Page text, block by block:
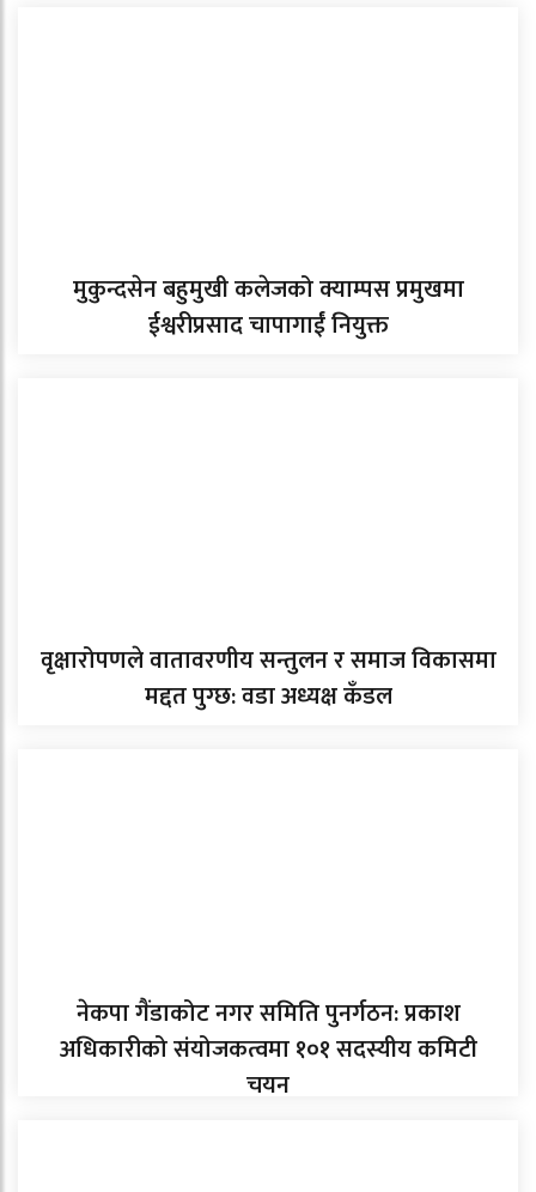
मुकुन्दसेन बहुमुखी कलेजको क्याम्पस प्रमुखमा
ईश्वरीप्रसाद चापागाईं नियुक्त
वृक्षारोपणले वातावरणीय सन्तुलन र समाज विकासमा
मद्दत पुग्छ: वडा अध्यक्ष कँडल
नेकपा गैंडाकोट नगर समिति पुनर्गठन: प्रकाश
अधिकारीको संयोजकत्वमा १०१ सदस्यीय कमिटी
चयन